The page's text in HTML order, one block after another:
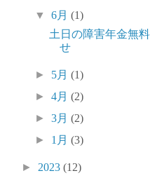
▼6月(1)
土日の障害年金無
せ
► 5月(1)
►4月(2)
►3月(2)
► 1月(3)
► 2023 (12)